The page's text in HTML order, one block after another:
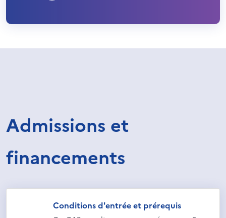
Admissions et
financements
Conditions d'entrée et prérequis